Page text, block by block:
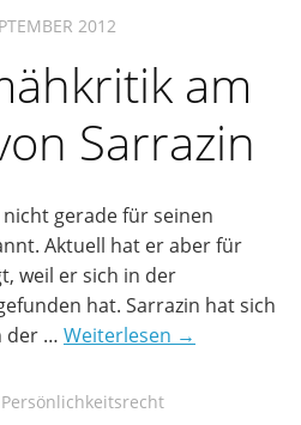
2012
am
Sarrazin
gerade für seinen
Aktuell hat er aber für
weil er sich in der
hat. Sarrazin hat sich
der … Weiterlesen →